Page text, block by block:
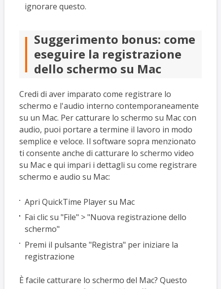
ignorare questo.
Suggerimento bonus: come
eseguire la registrazione
dello schermo su Mac
Credi di aver imparato come registrare lo
schermo e l'audio interno contemporaneamente
su un Mac. Per catturare lo schermo su Mac con
audio, puoi portare a termine il lavoro in modo
semplice e veloce. Il software sopra menzionato
ti consente anche di catturare lo schermo video
su Mac e qui impari i dettagli su come registrare
schermo e audio su Mac:
Apri QuickTime Player su Mac
Fai clic su "File" > "Nuova registrazione dello
schermo"
Premi il pulsante "Registra" per iniziare la
registrazione
È facile catturare lo schermo del Mac? Questo